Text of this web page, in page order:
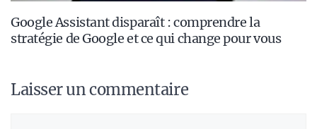
Google Assistant disparaît : comprendre la
stratégie de Google et ce qui change pour vous
Laisser un commentaire